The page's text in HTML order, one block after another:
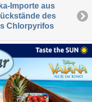
Importe aus
des
Chlorpyrifos